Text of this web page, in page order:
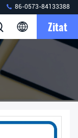
86-0573-84133388
Zitat